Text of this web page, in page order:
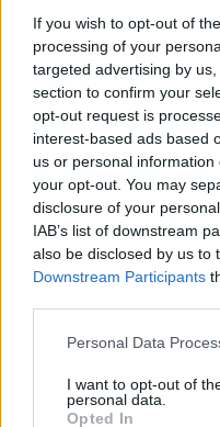
If you wish to opt-out of
processing of your
targeted advertising by
section to confirm your
opt-out request is
interest-based ads based
us or personal
your opt-out. You may
disclosure of your
IAB’s list of downstream
also be disclosed by us to
Downstream Participants
Personal Data
I want to opt-out of
personal data.
Opted In
Fábio Guerra conquista
campeão absoluto
Fábio Guerra conquistou o